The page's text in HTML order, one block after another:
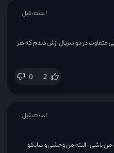
متفاوت در دو سریال ازش دیدم که هر
0 2
1 هفته قبل
باشی ، البته من وحشی و سایکو
1 هفته قبل